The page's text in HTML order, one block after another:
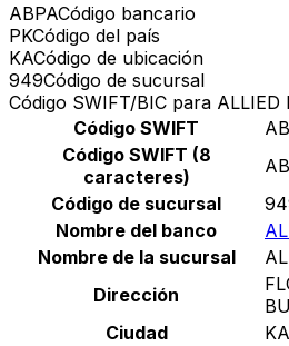
ABPACódigo bancario
PKCódigo del país
KACódigo de ubicación
949Código de sucursal
Código SWIFT/BIC para ALLIED
Código SWIFT
Código SWIFT (8
caracteres)
Código de sucursal
Nombre del banco
Nombre de la sucursal
Dirección
Ciudad